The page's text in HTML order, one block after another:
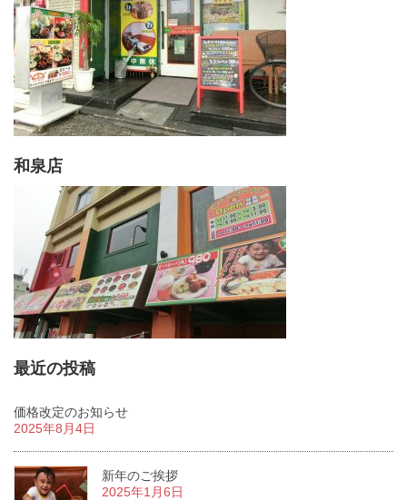
和泉店
最近の投稿
価格改定のお知らせ
2025年8月4日
新年のご挨拶
2025年1月6日